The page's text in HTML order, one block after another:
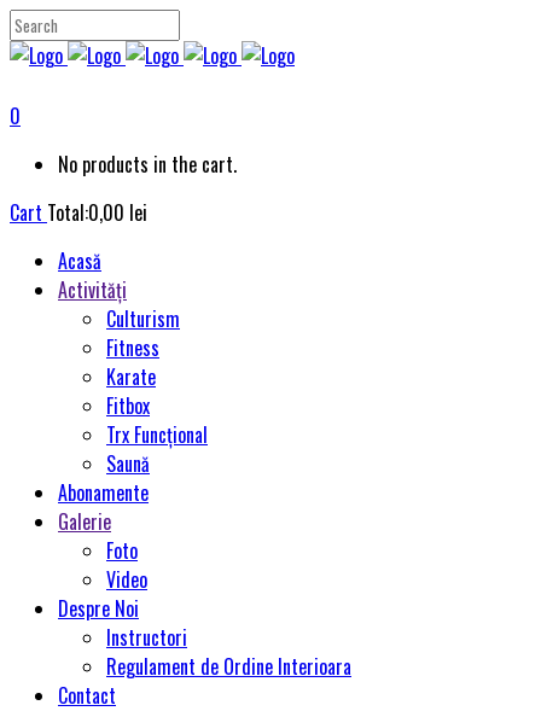
0
No products in the cart.
Cart Total:0,00 lei
Acasă
Activități
Culturism
Fitness
Karate
Fitbox
Trx Funcțional
Saună
Abonamente
Galerie
Foto
Video
Despre Noi
Instructori
Regulament de Ordine Interioara
Contact